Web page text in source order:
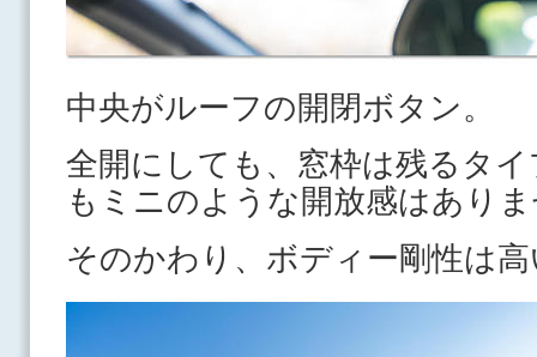
中央がルーフの開閉ボタン。
全開にしても、窓枠は残るタ
もミニのような開放感はあり
そのかわり、ボディー剛性は